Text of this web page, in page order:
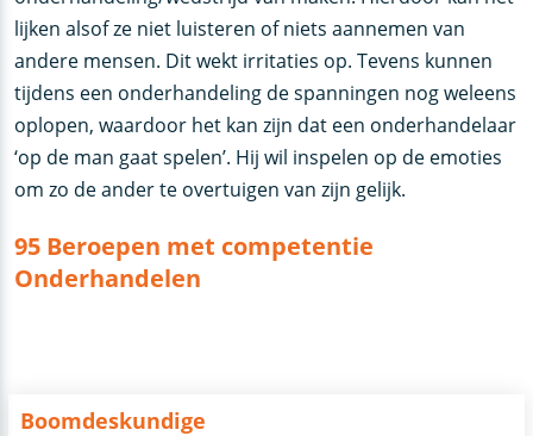
lijken alsof ze niet luisteren of niets aannemen van
andere mensen. Dit wekt irritaties op. Tevens kunnen
tijdens een onderhandeling de spanningen nog weleens
oplopen, waardoor het kan zijn dat een onderhandelaar
‘op de man gaat spelen’. Hij wil inspelen op de emoties
om zo de ander te overtuigen van zijn gelijk.
95 Beroepen met competentie
Onderhandelen
Boomdeskundige